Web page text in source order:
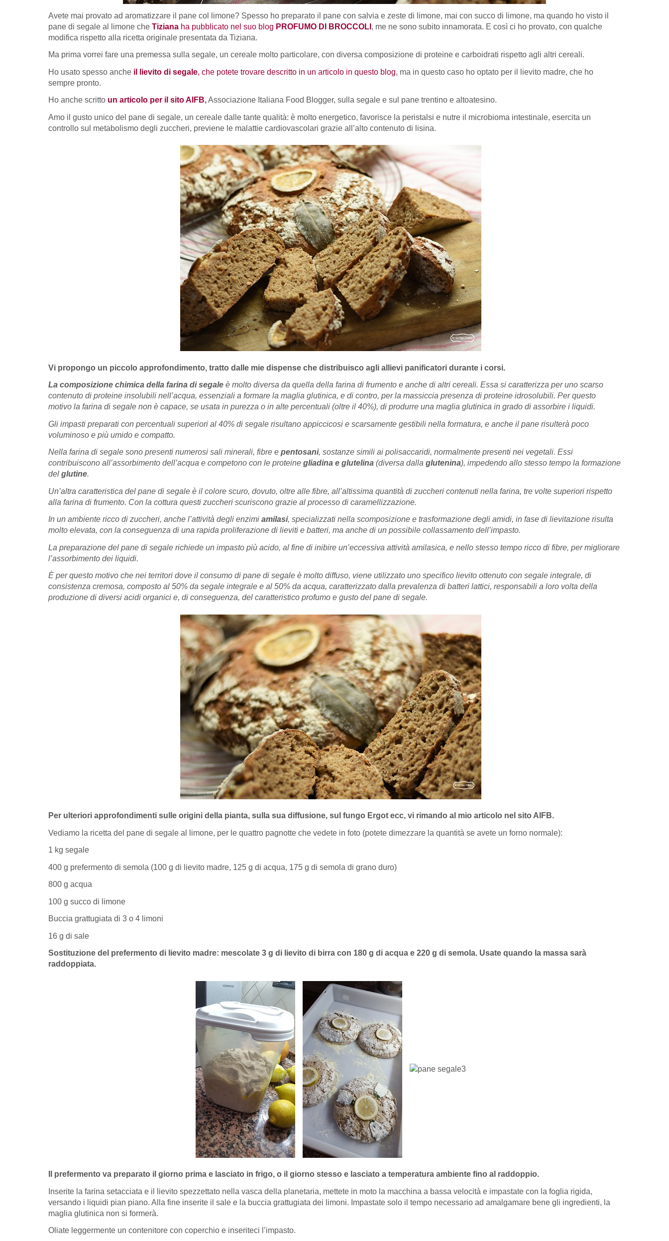
Avete mai provato ad aromatizzare il pane col limone? Spesso ho preparato il pane con salvia e zeste di limone, mai con succo di limone, ma quando ho visto il
pane di segale al limone che Tiziana ha pubblicato nel suo blog PROFUMO DI BROCCOLI , me ne sono subito innamorata. E così ci ho provato, con qualche
modifica rispetto alla ricetta originale presentata da Tiziana.
Ma prima vorrei fare una premessa sulla segale, un cereale molto particolare, con diversa composizione di proteine e carboidrati rispetto agli altri cereali.
Ho usato spesso anche il lievito di segale, che potete trovare descritto in un articolo in questo blog, ma in questo caso ho optato per il lievito madre, che ho
sempre pronto.
Ho anche scritto un articolo per il sito AIFB,Associazione Italiana Food Blogger, sulla segale e sul pane trentino e altoatesino.
Amo il gusto unico del pane di segale, un cereale dalle tante qualità: è molto energetico, favorisce la peristalsi e nutre il microbioma intestinale, esercita un
controllo sul metabolismo degli zuccheri, previene le malattie cardiovascolari grazie all’alto contenuto di lisina.
Vi propongo un piccolo approfondimento, tratto dalle mie dispense che distribuisco agli allievi panificatori durante i corsi.
La composizione chimica della farina di segale è molto diversa da quella della farina di frumento e anche di altri cereali. Essa si caratterizza per uno scarso
contenuto di proteine insolubili nell’acqua, essenziali a formare la maglia glutinica, e di contro, per la massiccia presenza di proteine idrosolubili. Per questo
motivo la farina di segale non è capace, se usata in purezza o in alte percentuali (oltre il 40%), di produrre una maglia glutinica in grado di assorbire i liquidi.
Gli impasti preparati con percentuali superiori al 40% di segale risultano appiccicosi e scarsamente gestibili nella formatura, e anche il pane risulterà poco
voluminoso e più umido e compatto.
Nella farina di segale sono presenti numerosi sali minerali, fibre e pentosani, sostanze simili ai polisaccaridi, normalmente presenti nei vegetali. Essi
contribuiscono all’assorbimento dell’acqua e competono con le proteine gliadina e glutelina (diversa dalla glutenina), impedendo allo stesso tempo la formazione
del glutine.
Un’altra caratteristica del pane di segale è il colore scuro, dovuto, oltre alle fibre, all’altissima quantità di zuccheri contenuti nella farina, tre volte superiori rispetto
alla farina di frumento. Con la cottura questi zuccheri scuriscono grazie al processo di caramellizzazione.
In un ambiente ricco di zuccheri, anche l’attività degli enzimi amilasi, specializzati nella scomposizione e trasformazione degli amidi, in fase di lievitazione risulta
molto elevata, con la conseguenza di una rapida proliferazione di lieviti e batteri, ma anche di un possibile collassamento dell’impasto.
La preparazione del pane di segale richiede un impasto più acido, al fine di inibire un’eccessiva attività amilasica, e nello stesso tempo ricco di fibre, per migliorare
l’assorbimento dei liquidi.
È per questo motivo che nei territori dove il consumo di pane di segale è molto diffuso, viene utilizzato uno specifico lievito ottenuto con segale integrale, di
consistenza cremosa, composto al 50% da segale integrale e al 50% da acqua, caratterizzato dalla prevalenza di batteri lattici, responsabili a loro volta della
produzione di diversi acidi organici e, di conseguenza, del caratteristico profumo e gusto del pane di segale.
Per ulteriori approfondimenti sulle origini della pianta, sulla sua diffusione, sul fungo Ergot ecc, vi rimando al mio articolo nel sito AIFB.
Vediamo la ricetta del pane di segale al limone, per le quattro pagnotte che vedete in foto (potete dimezzare la quantità se avete un forno normale):
1 kg segale
400 g prefermento di semola (100 g di lievito madre, 125 g di acqua, 175 g di semola di grano duro)
800 g acqua
100 g succo di limone
Buccia grattugiata di 3 o 4 limoni
16 g di sale
Sostituzione del prefermento di lievito madre: mescolate 3 g di lievito di birra con 180 g di acqua e 220 g di semola. Usate quando la massa sarà
raddoppiata.
Il prefermento va preparato il giorno prima e lasciato in frigo, o il giorno stesso e lasciato a temperatura ambiente fino al raddoppio.
Inserite la farina setacciata e il lievito spezzettato nella vasca della planetaria, mettete in moto la macchina a bassa velocità e impastate con la foglia rigida,
versando i liquidi pian piano. Alla fine inserite il sale e la buccia grattugiata dei limoni. Impastate solo il tempo necessario ad amalgamare bene gli ingredienti, la
maglia glutinica non si formerà.
Oliate leggermente un contenitore con coperchio e inseriteci l’impasto.